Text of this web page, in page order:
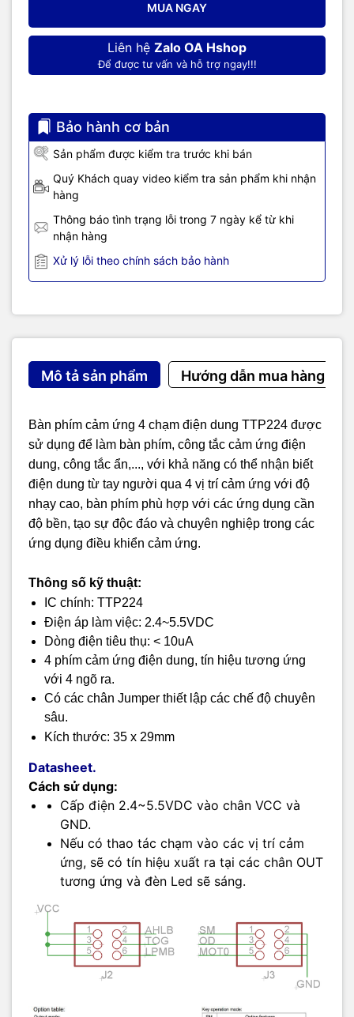
MUA NGAY
Liên hệ Zalo OA Hshop
Để được tư vấn và hỗ trợ ngay!!!
Bảo hành cơ bản
Sản phẩm được kiểm tra trước khi bán
Quý Khách quay video kiểm tra sản phẩm khi nhận
hàng
Thông báo tình trạng lỗi trong 7 ngày kể từ khi
nhận hàng
Xử lý lỗi theo chính sách bảo hành
Mô tả sản phẩm Hướng dẫn mua hàng
Bàn phím cảm ứng 4 chạm điện dung TTP224 được
sử dụng để làm bàn phím, công tắc cảm ứng điện
dung, công tắc ẩn,..., với khả năng có thể nhận biết
điện dung từ tay người qua 4 vị trí cảm ứng với độ
nhạy cao, bàn phím phù hợp với các ứng dụng cần
độ bền, tạo sự độc đáo và chuyên nghiệp trong các
ứng dụng điều khiển cảm ứng.
Thông số kỹ thuật:
IC chính: TTP224
Điện áp làm việc: 2.4~5.5VDC
Dòng điện tiêu thụ: < 10uA
4 phím cảm ứng điện dung, tín hiệu tương ứng
với 4 ngõ ra.
Có các chân Jumper thiết lập các chế độ chuyên
sâu.
Kích thước: 35 x 29mm
Datasheet.
Cách sử dụng:
Cấp điện 2.4~5.5VDC vào chân VCC và
GND.
Nếu có thao tác chạm vào các vị trí cảm
ứng, sẽ có tín hiệu xuất ra tại các chân OUT
tương ứng và đèn Led sẽ sáng.